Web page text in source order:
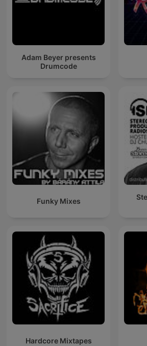
Adam Beyer presents
Drumcode
Funky Mixes
Hardcore Mixtapes